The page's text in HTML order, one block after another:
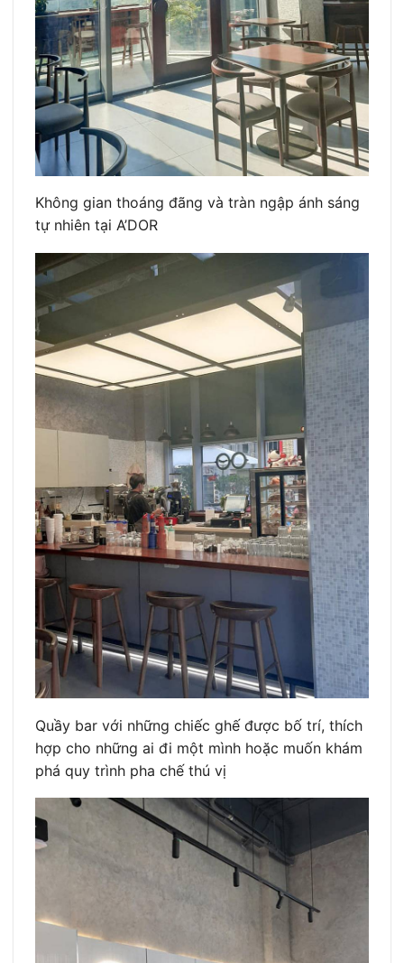
Không gian thoáng đãng và tràn ngập ánh sáng
tự nhiên tại A’DOR
Quầy bar với những chiếc ghế được bố trí, thích
hợp cho những ai đi một mình hoặc muốn khám
phá quy trình pha chế thú vị